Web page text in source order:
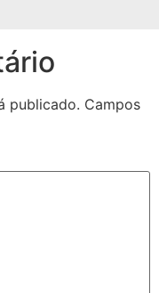
publicado. Campos